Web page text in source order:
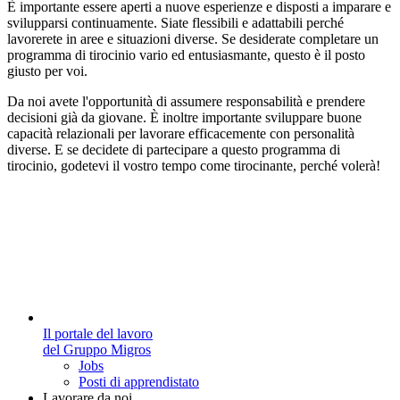
È importante essere aperti a nuove esperienze e disposti a imparare e
svilupparsi continuamente. Siate flessibili e adattabili perché
lavorerete in aree e situazioni diverse. Se desiderate completare un
programma di tirocinio vario ed entusiasmante, questo è il posto
giusto per voi.
Da noi avete l'opportunità di assumere responsabilità e prendere
decisioni già da giovane. È inoltre importante sviluppare buone
capacità relazionali per lavorare efficacemente con personalità
diverse. E se decidete di partecipare a questo programma di
tirocinio, godetevi il vostro tempo come tirocinante, perché volerà!
Il portale del lavoro
del Gruppo Migros
Jobs
Posti di apprendistato